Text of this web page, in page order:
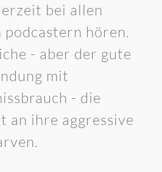
bei allen
hören.
- aber der gute
mit
- die
an ihre aggressive